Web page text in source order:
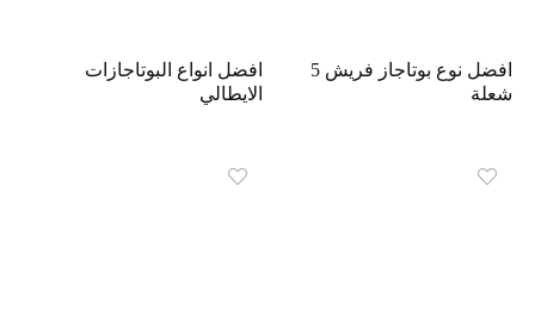
افضل نوع بوتاجاز فريش 5
شعلة
افضل انواع البوتاجازات
الايطالي